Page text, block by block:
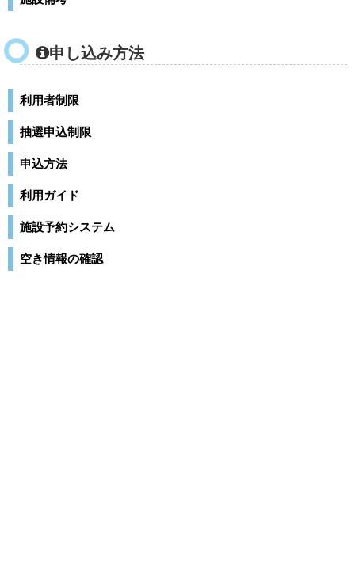
申し込み方法
利用者制限
抽選申込制限
申込方法
利用ガイド
施設予約システム
空き情報の確認